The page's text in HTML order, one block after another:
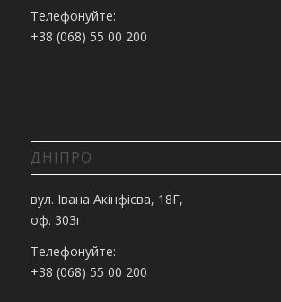
Телефонуйте:
+38 (068) 55 00 200
ДНІПРО
вул. Івана Акінфієва, 18Г,
оф. 303г
Телефонуйте:
+38 (068) 55 00 200